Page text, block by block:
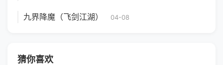
九界降魔（飞剑江湖） 04-08
猜你喜欢